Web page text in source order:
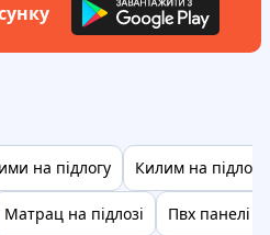
на підлогу Килим на підлогу
Матрац на підлозі Пвх панелі